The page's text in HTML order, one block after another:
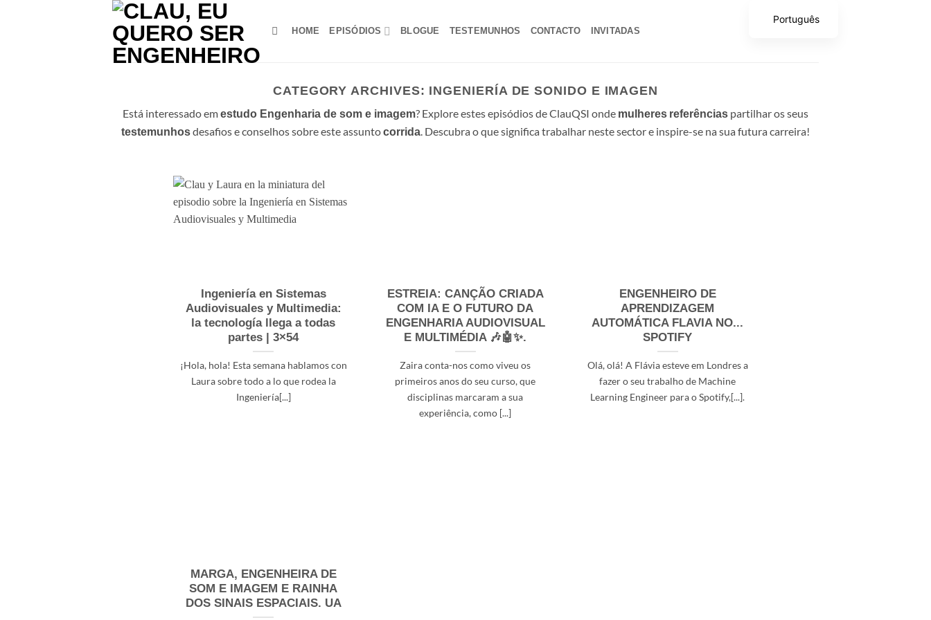
HOME EPISÓDIOS BLOGUE TESTEMUNHOS CONTACTO INVITADAS
CATEGORY ARCHIVES: INGENIERÍA DE SONIDO E IMAGEN
Está interessado emestudo Engenharia de som e imagem? Explore estes episódios de ClauQSI onde mulheres referências partilhar os seus
testemunhosdesafios e conselhos sobre este assuntocorrida. Descubra o que significa trabalhar neste sector e inspire-se na sua futura carreira!
Ingeniería en Sistemas
Audiovisuales y Multimedia:
la tecnología llega a todas
partes | 3×54
¡Hola, hola! Esta semana hablamos con
Laura sobre todo a lo que rodea la
Ingeniería[...]
ESTREIA: CANÇÃO CRIADA
COM IA E O FUTURO DA
ENGENHARIA AUDIOVISUAL
E MULTIMÉDIA 🎶🤖✨.
Zaira conta-nos como viveu os
primeiros anos do seu curso, que
disciplinas marcaram a sua
experiência, como [...]
ENGENHEIRO DE
APRENDIZAGEM
AUTOMÁTICA FLAVIA NO...
SPOTIFY
Olá, olá! A Flávia esteve em Londres a
fazer o seu trabalho de Machine
Learning Engineer para o Spotify,[...].
MARGA, ENGENHEIRA DE
SOM E IMAGEM E RAINHA
DOS SINAIS ESPACIAIS. UA
Português